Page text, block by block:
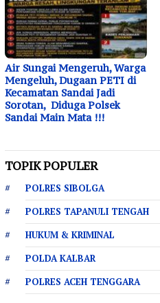
Air Sungai Mengeruh, Warga
Mengeluh, Dugaan PETI di
Kecamatan Sandai Jadi
Sorotan, Diduga Polsek
Sandai Main Mata !!!
TOPIK POPULER
POLRES SIBOLGA
POLRES TAPANULI TENGAH
HUKUM & KRIMINAL
POLDA KALBAR
POLRES ACEH TENGGARA